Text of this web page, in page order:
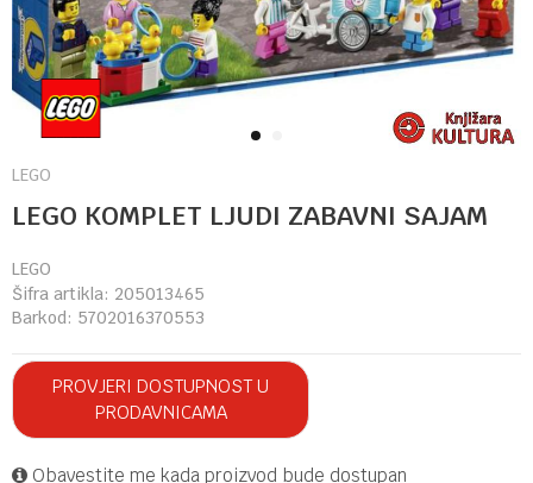
1
LEGO
LEGO KOMPLET LJUDI ZABAVNI SAJAM
LEGO
Šifra artikla: 205013465
Barkod: 5702016370553
PROVJERI DOSTUPNOST U
PRODAVNICAMA
Obavestite me kada proizvod bude dostupan